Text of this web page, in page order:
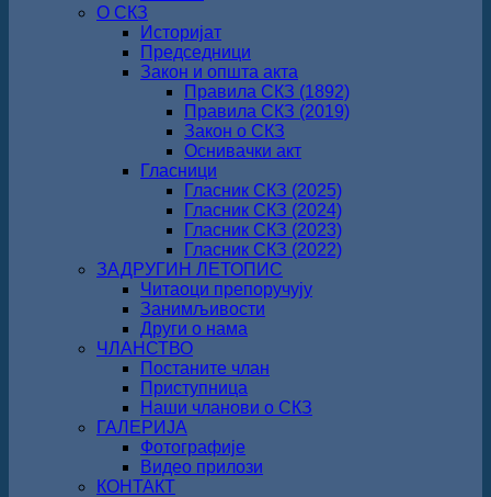
О СКЗ
Историјат
Председници
Закон и општа акта
Правила СКЗ (1892)
Правила СКЗ (2019)
Закон о СКЗ
Оснивачки акт
Гласници
Гласник СКЗ (2025)
Гласник СКЗ (2024)
Гласник СКЗ (2023)
Гласник СКЗ (2022)
ЗАДРУГИН ЛЕТОПИС
Читаоци препоручују
Занимљивости
Други о нама
ЧЛАНСТВО
Постаните члан
Приступница
Наши чланови о СКЗ
ГАЛЕРИЈА
Фотографије
Видео прилози
КОНТАКТ